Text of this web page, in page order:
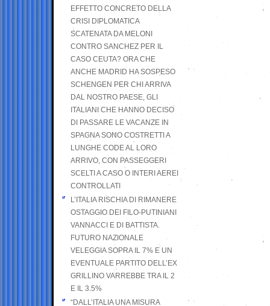
EFFETTO CONCRETO DELLA
CRISI DIPLOMATICA
SCATENATA DA MELONI
CONTRO SANCHEZ PER IL
CASO CEUTA? ORA CHE
ANCHE MADRID HA SOSPESO
SCHENGEN PER CHI ARRIVA
DAL NOSTRO PAESE, GLI
ITALIANI CHE HANNO DECISO
DI PASSARE LE VACANZE IN
SPAGNA SONO COSTRETTI A
LUNGHE CODE AL LORO
ARRIVO, CON PASSEGGERI
SCELTI A CASO O INTERI AEREI
CONTROLLATI
L’ITALIA RISCHIA DI RIMANERE
OSTAGGIO DEI FILO-PUTINIANI
VANNACCI E DI BATTISTA.
FUTURO NAZIONALE
VELEGGIA SOPRA IL 7% E UN
EVENTUALE PARTITO DELL’EX
GRILLINO VARREBBE TRA IL 2
E IL 3.5%
“DALL’ITALIA UNA MISURA